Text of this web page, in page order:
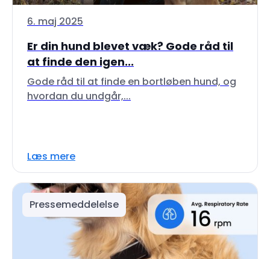
6. maj 2025
Er din hund blevet væk? Gode råd til
at finde den igen...
Gode råd til at finde en bortløben hund, og
hvordan du undgår,...
Læs mere
Pressemeddelelse